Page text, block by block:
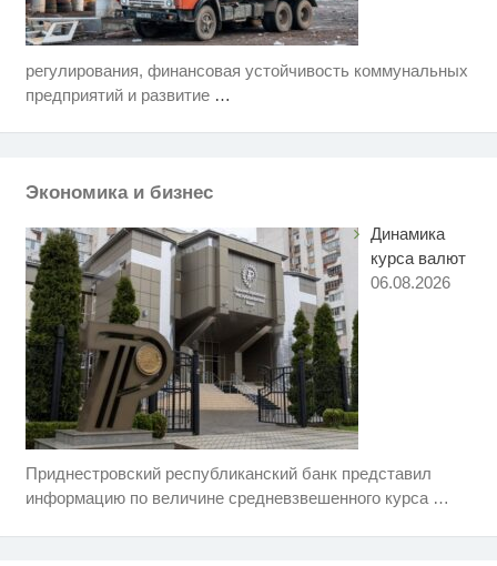
регулирования, финансовая устойчивость коммунальных
предприятий и развитие …
Экономика и бизнес
Динамика
курса валют
06.08.2026
Приднестровский республиканский банк представил
информацию по величине средневзвешенного курса …
i
Ржу не переставая, это видео
пересмотришь не раз
Ролик длится пару секунд, но
Ролик из Омска: вы будете
i
Скрытая камера на пляже
когда их не видят...
Взломали Telegram Собчак - вот